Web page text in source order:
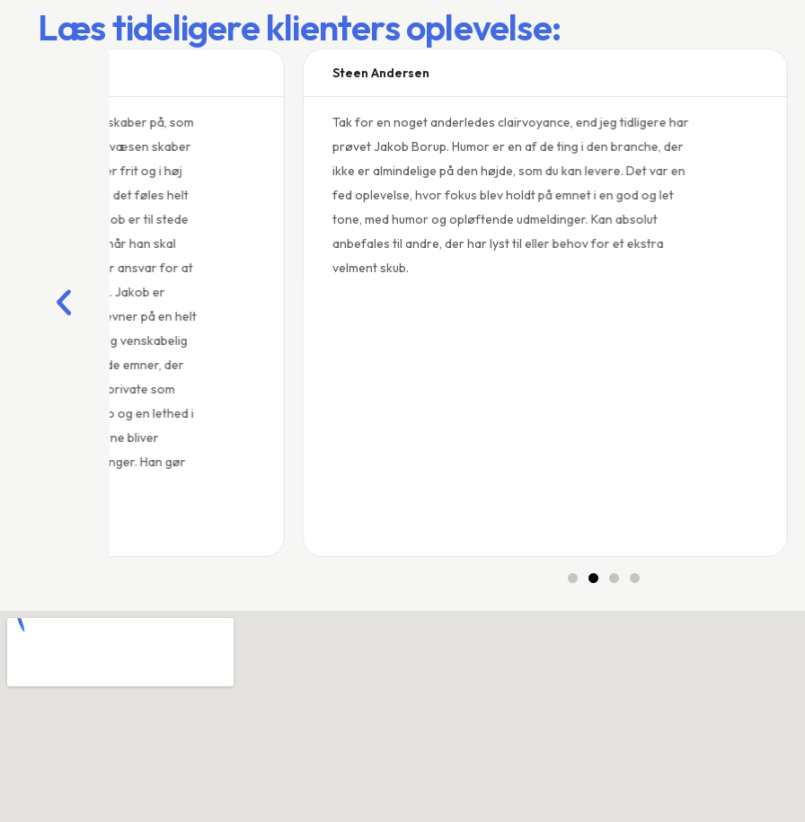
Læs tideligere klienters oplevelse:
Tak for en noget anderledes clairvoyance, end jeg tidligere har
prøvet Jakob Borup. Humor er en af de ting i den branche, der
ikke er almindelige på den højde, som du kan levere. Det var en
fed oplevelse, hvor fokus blev holdt på emnet i en god og let
tone, med humor og opløftende udmeldinger. Kan absolut
anbefales til andre, der har lyst til eller behov for et ekstra
velment skub.
Mit møde med Jakob, var
oplevet, at få klarhed, i den
spændende, sjovt og
områder, og mindet om ting
mig, at få frem igen. Den
med Jakob skal opleves.